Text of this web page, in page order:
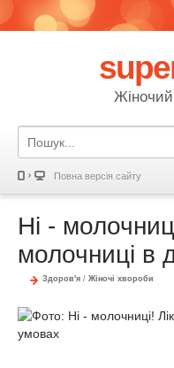
Повна версія сайту
Ні -
молочниці в
Здоров'я / Жіночі хвороби